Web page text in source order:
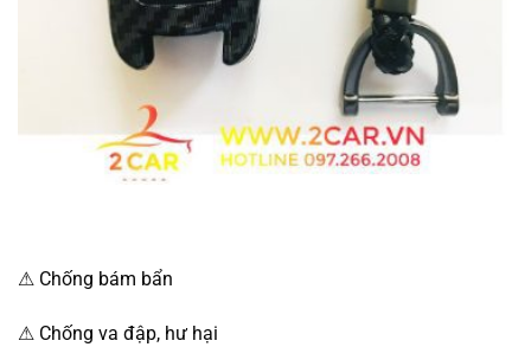
⚠ Chống bám bẩn
⚠ Chống va đập, hư hại